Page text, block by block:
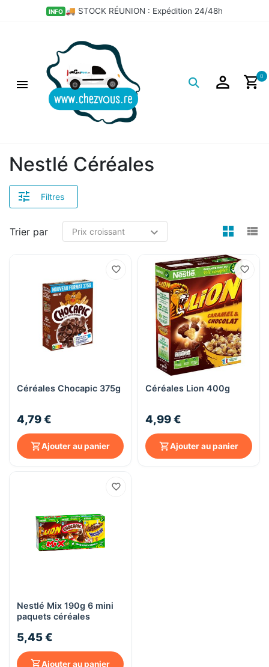
INFO 🚚 STOCK RÉUNION : Expédition 24/48h
0
Nestlé Céréales
Filtres
Trier par
Céréales Chocapic 375g
4,79 €
Ajouter au panier
Céréales Lion 400g
4,99 €
Ajouter au panier
Nestlé Mix 190g 6 mini
paquets céréales
5,45 €
Ajouter au panier